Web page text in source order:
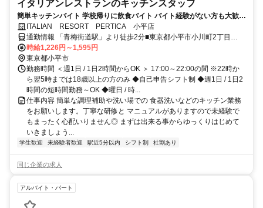
イタリアンレストランのキッチンスタッフ
簡単キッチンバイト 学校帰りに飲食バイト バイト経験がない方も大歓迎
曜日や時間の希望も相談OK!! テスト時期などももちろん考慮します!!
ITALIAN RESORT PERTICA 小平店
通勤情報 「青梅街道駅」より徒歩2分■東京都小平市小川町2丁目
1813
時給1,226円～1,595円
東京都小平市
勤務時間 ＜週1日 / 1日2時間からOK ＞ 17:00～22:00の間 ※22時か
ら翌5時までは18歳以上の方のみ ◆自己申告シフト制 ◆週1日 / 1日2
時間の短時間勤務～OK ◆曜日 / 時...
仕事内容 簡単な調理補助や洗い場での 食器洗いなどのキッチン業務
をお願いします。丁寧な研修と マニュアルがありますので未経験で
もまったく心配いりません◎ まずは出来る事からゆっくりはじめて
いきましょう...
学生歓迎 未経験者歓迎 駅近5分以内 シフト制 社割あり
同じ企業の求人
アルバイト・パート